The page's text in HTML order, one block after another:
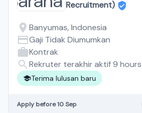
Recruitment)
Banyumas, Indonesia
Gaji Tidak Diumumkan
Kontrak
Rekruter terakhir aktif 9
Terima lulusan baru
Apply before 10 Sep